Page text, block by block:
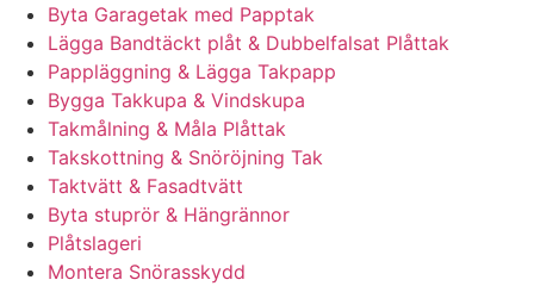
Byta Garagetak med Papptak
Lägga Bandtäckt plåt & Dubbelfalsat Plåttak
Pappläggning & Lägga Takpapp
Bygga Takkupa & Vindskupa
Takmålning & Måla Plåttak
Takskottning & Snöröjning Tak
Taktvätt & Fasadtvätt
Byta stuprör & Hängrännor
Plåtslageri
Montera Snörasskydd